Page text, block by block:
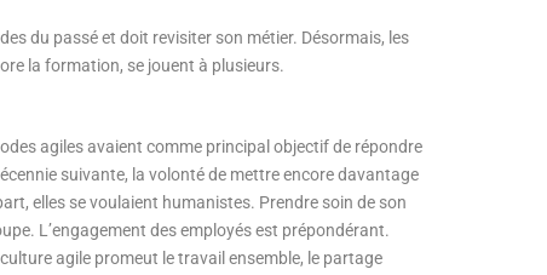
du passé et doit revisiter son métier. Désormais, les
la formation, se jouent à plusieurs.
agiles avaient comme principal objectif de répondre
suivante, la volonté de mettre encore davantage
elles se voulaient humanistes. Prendre soin de son
L’engagement des employés est prépondérant.
agile promeut le travail ensemble, le partage